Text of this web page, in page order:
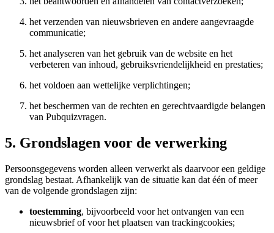
het verzenden van nieuwsbrieven en andere aangevraagde
communicatie;
het analyseren van het gebruik van de website en het
verbeteren van inhoud, gebruiksvriendelijkheid en prestaties;
het voldoen aan wettelijke verplichtingen;
het beschermen van de rechten en gerechtvaardigde belangen
van Pubquizvragen.
5. Grondslagen voor de verwerking
Persoonsgegevens worden alleen verwerkt als daarvoor een geldige
grondslag bestaat. Afhankelijk van de situatie kan dat één of meer
van de volgende grondslagen zijn:
toestemming, bijvoorbeeld voor het ontvangen van een
nieuwsbrief of voor het plaatsen van trackingcookies;